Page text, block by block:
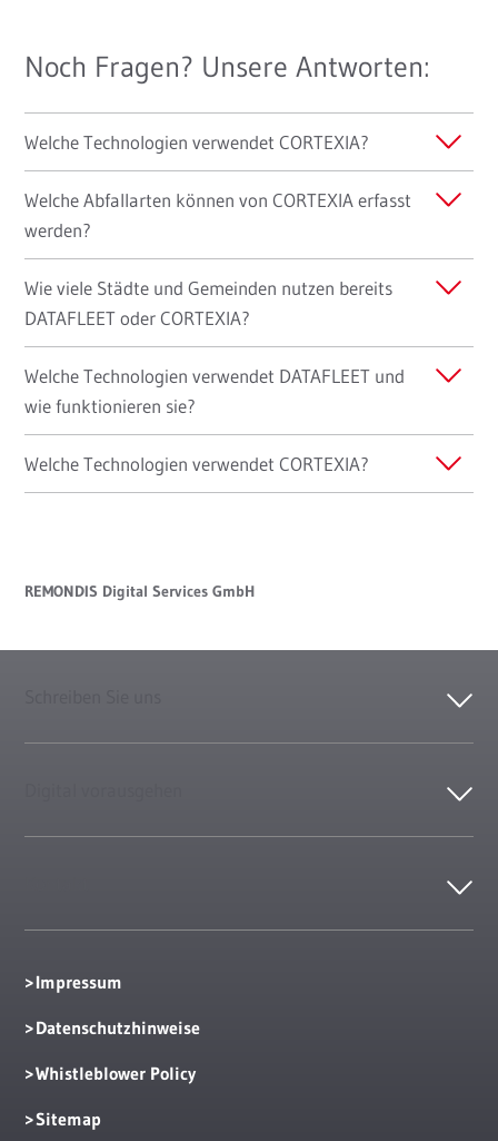
Noch Fragen? Unsere Antworten:
Welche Technologien verwendet CORTEXIA?
Welche Abfallarten können von CORTEXIA erfasst
werden?
Wie viele Städte und Gemeinden nutzen bereits
DATAFLEET oder CORTEXIA?
Welche Technologien verwendet DATAFLEET und
wie funktionieren sie?
Welche Technologien verwendet CORTEXIA?
REMONDIS Digital Services GmbH
Impressum
Datenschutzhinweise
Whistleblower Policy
Sitemap